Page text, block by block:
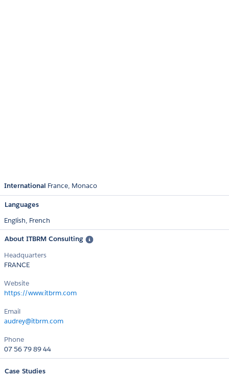
International France Monaco
Languages
English, French
About ITBRM Consulting
Headquarters
FRANCE
Website
https://www.itbrm.com
Email
audrey@itbrm.com
Phone
07 56 79 89 44
Case Studies